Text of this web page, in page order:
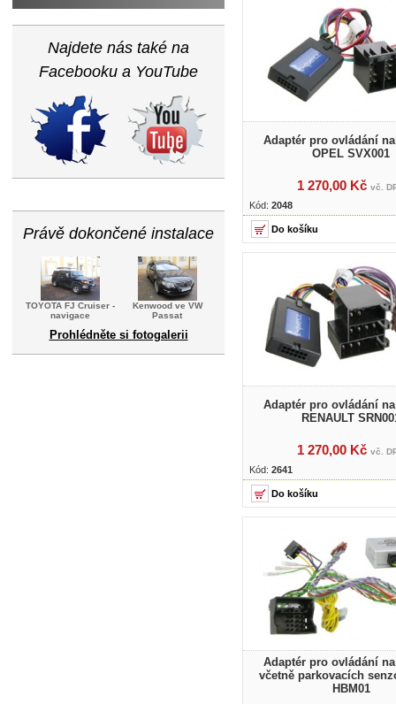
Najdete nás také na
Facebooku a YouTube
Právě dokončené instalace
TOYOTA FJ Cruiser -
navigace
Kenwood ve VW
Passat
Prohlédněte si fotogalerii
Adaptér pro ovládání
OPEL SVX001
1 270,00 Kč vč.
Kód: 2048
Adaptér pro ovládání
RENAULT
1 270,00 Kč vč.
Kód: 2641
Adaptér pro ovládání
včetně parkovacích
HBM01